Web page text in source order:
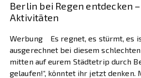
Berlin bei Regen entdecken
Aktivitäten
Werbung Es regnet, es stürmt, es
ausgerechnet bei diesem
mitten auf eurem Städtetrip durch
gelaufen!“, könntet ihr jetzt denken.